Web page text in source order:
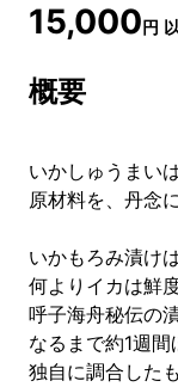
15,000円
概要
いかしゅうまい
原材料を、丹念
いかもろみ漬け
何よりイカは鮮
呼子海舟秘伝の
なるまで約1週間
独自に調合した